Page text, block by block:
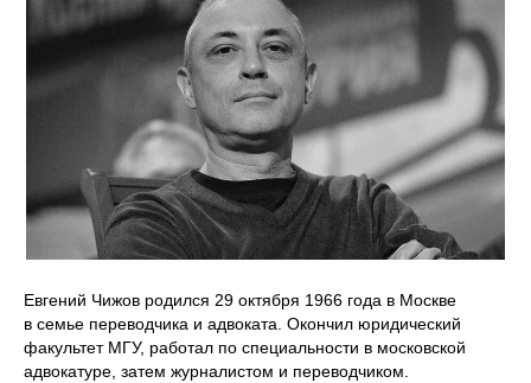
Евгений Чижов родился 29 октября 1966 года в Москве
в семье переводчика и адвоката. Окончил юридический
факультет МГУ, работал по специальности в московской
адвокатуре, затем журналистом и переводчиком.